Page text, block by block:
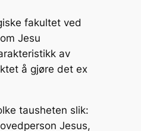
fakultet ved
Jesu
av
å gjøre det ex
tausheten slik:
Jesus,